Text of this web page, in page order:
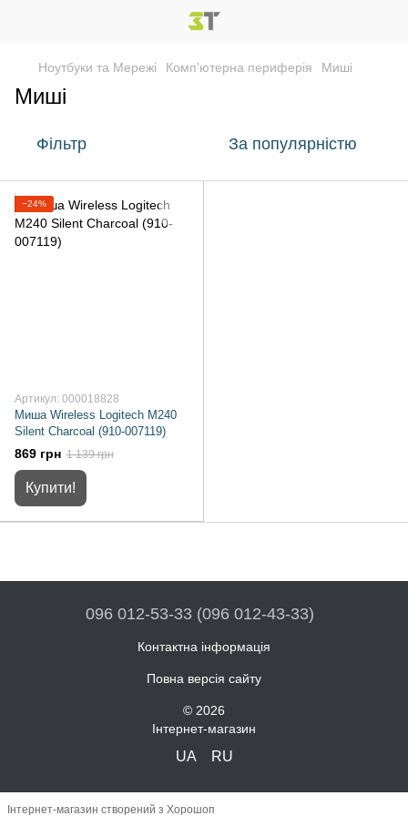
Ноутбуки та Мережі Комп’ютерна периферiя Мишi
Мишi
Фільтр За популярністю
−24%
Артикул: 000018828
Миша Wireless Logitech M240
Silent Charcoal (910-007119)
869 грн 1 139 грн
Купити!
096 012-53-33 (096 012-43-33)
Контактна інформація
Повна версія сайту
© 2026
Інтернет-магазин
UA RU
Інтернет-магазин створений з Хорошоп